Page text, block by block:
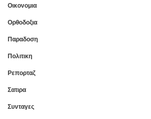
Οικονομια
Ορθοδοξια
Παραδοση
Πολιτικη
Ρεπορταζ
Σατιρα
Συνταγες